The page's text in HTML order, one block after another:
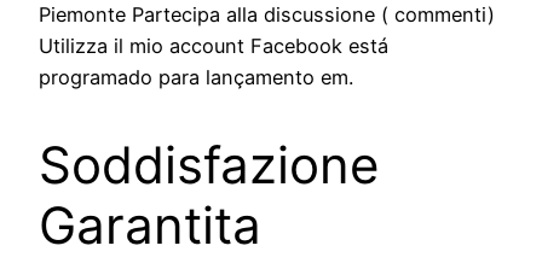
Piemonte Partecipa alla discussione ( commenti)
Utilizza il mio account Facebook está
programado para lançamento em.
Soddisfazione
Garantita